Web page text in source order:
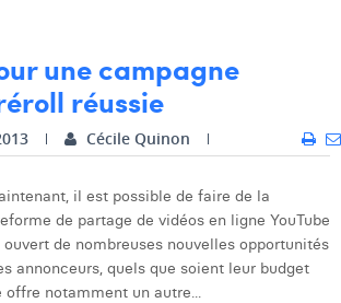
une campagne
réussie
Cécile Quinon
il est possible de faire de la
de partage de vidéos en ligne YouTube
de nombreuses nouvelles opportunités
annonceurs, quels que soient leur budget
offre notamment un autre...